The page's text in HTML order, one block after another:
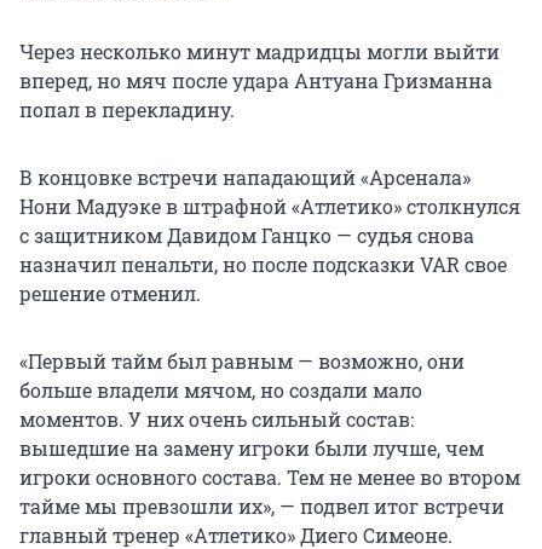
Через несколько минут мадридцы могли выйти
вперед, но мяч после удара Антуана Гризманна
попал в перекладину.
В концовке встречи нападающий «Арсенала»
Нони Мадуэке в штрафной «Атлетико» столкнулся
с защитником Давидом Ганцко — судья снова
назначил пенальти, но после подсказки VAR свое
решение отменил.
«Первый тайм был равным — возможно, они
больше владели мячом, но создали мало
моментов. У них очень сильный состав:
вышедшие на замену игроки были лучше, чем
игроки основного состава. Тем не менее во втором
тайме мы превзошли их», — подвел итог встречи
главный тренер «Атлетико» Диего Симеоне.